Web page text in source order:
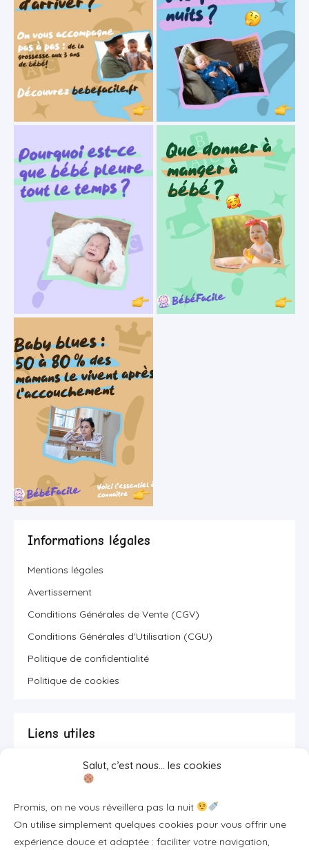
Salut, c’est nous… les cookies
Promis, on ne vous réveillera pas la nuit
On utilise simplement quelques cookies pour vous offrir une
expérience douce et adaptée : faciliter votre navigation,
Informations légales
Mentions légales
Avertissement
Conditions Générales de Vente (CGV)
Conditions Générales d'Utilisation (CGU)
Politique de confidentialité
Politique de cookies
Liens utiles
Se connecter/S'inscrire
Contact